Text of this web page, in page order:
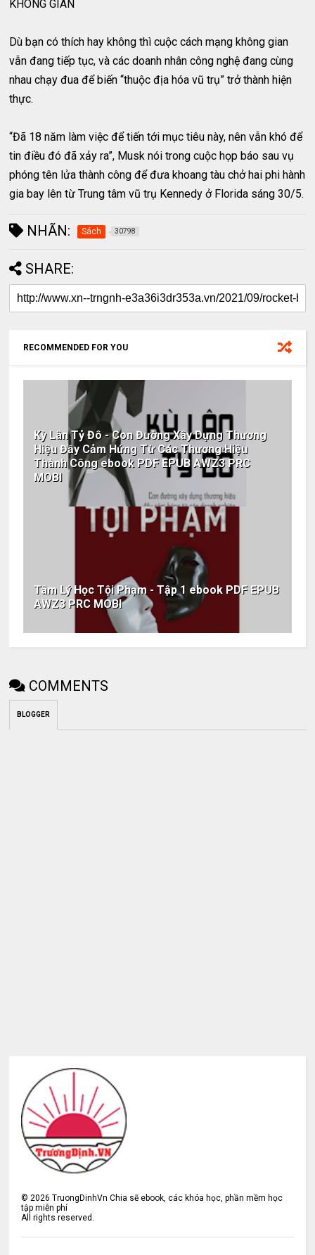
KHÔNG GIAN
Dù bạn có thích hay không thì cuộc cách mạng không gian
vẫn đang tiếp tục, và các doanh nhân công nghệ đang cùng
nhau chạy đua để biến “thuộc địa hóa vũ trụ” trở thành hiện
thực.
“Đã 18 năm làm việc để tiến tới mục tiêu này, nên vẫn khó để
tin điều đó đã xảy ra”, Musk nói trong cuộc họp báo sau vụ
phóng tên lửa thành công để đưa khoang tàu chở hai phi hành
gia bay lên từ Trung tâm vũ trụ Kennedy ở Florida sáng 30/5.
NHÃN: Sách 30798
SHARE:
RECOMMENDED FOR YOU
Kỳ Lân Tỷ Đô - Con Đường Xây Dựng Thương
Hiệu Đầy Cảm Hứng Từ Các Thương Hiệu
Thành Công ebook PDF EPUB AWZ3 PRC
MOBI
Tâm Lý Học Tội Phạm - Tập 1 ebook PDF EPUB
AWZ3 PRC MOBI
COMMENTS
BLOGGER
© 2026 TruongDinhVn Chia sẽ ebook, các khóa học, phần mềm học
tập miễn phí
All rights reserved.